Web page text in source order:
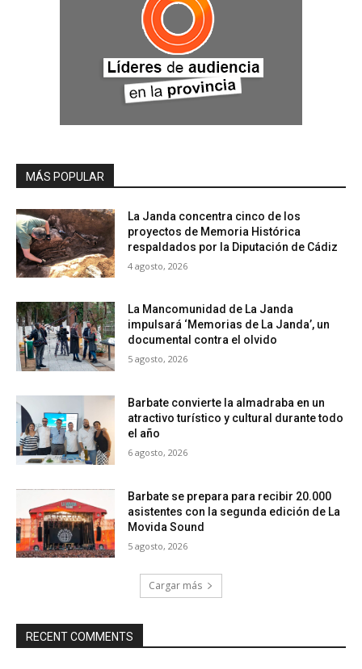
MÁS POPULAR
La Janda concentra cinco de los
proyectos de Memoria Histórica
respaldados por la Diputación de Cádiz
4 agosto, 2026
La Mancomunidad de La Janda
impulsará ‘Memorias de La Janda’, un
documental contra el olvido
5 agosto, 2026
Barbate convierte la almadraba en un
atractivo turístico y cultural durante todo
el año
6 agosto, 2026
Barbate se prepara para recibir 20.000
asistentes con la segunda edición de La
Movida Sound
5 agosto, 2026
Cargar más
RECENT COMMENTS